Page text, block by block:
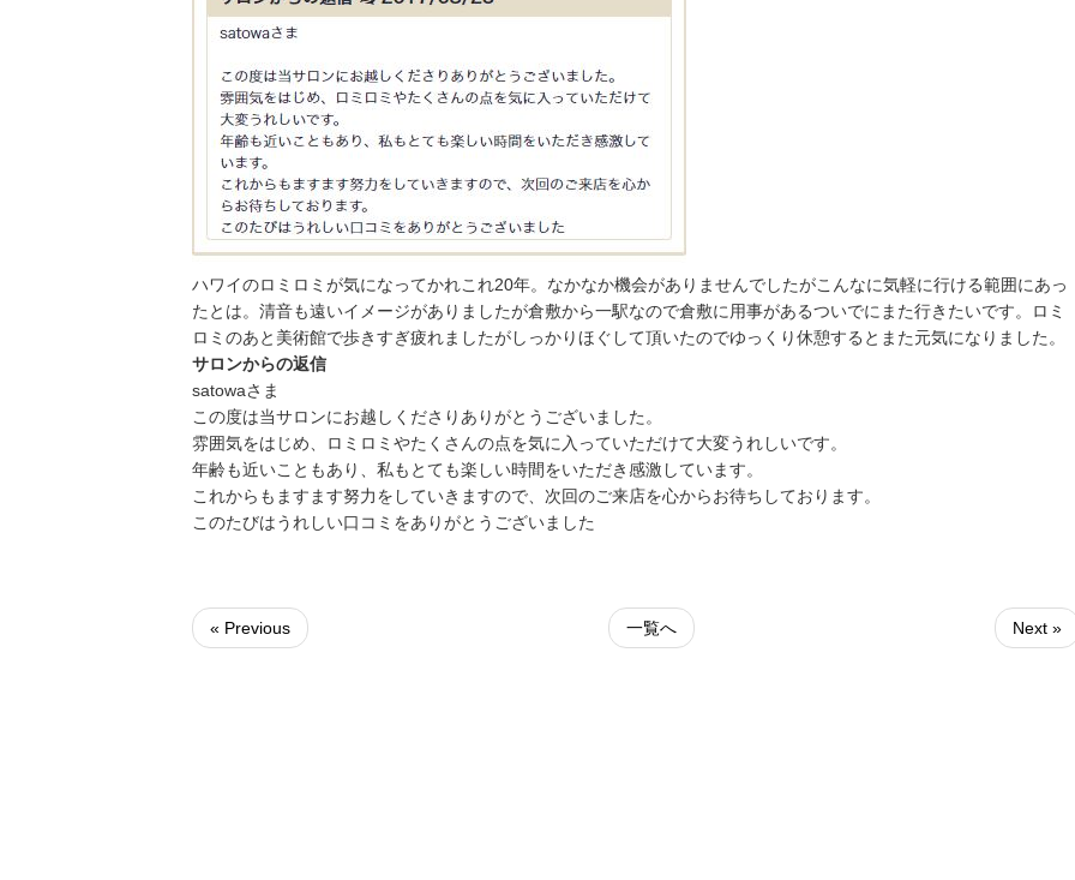
ハワイのロミロミが気になってかれこれ20年。なかなか機会がありませんでしたがこんなに気軽に行ける範囲にあっ
たとは。清音も遠いイメージがありましたが倉敷から一駅なので倉敷に用事があるついでにまた行きたいです。ロミ
ロミのあと美術館で歩きすぎ疲れましたがしっかりほぐして頂いたのでゆっくり休憩するとまた元気になりました。
サロンからの返信
satowaさま
この度は当サロンにお越しくださりありがとうございました。
雰囲気をはじめ、ロミロミやたくさんの点を気に入っていただけて大変うれしいです。
年齢も近いこともあり、私もとても楽しい時間をいただき感激しています。
これからもますます努力をしていきますので、次回のご来店を心からお待ちしております。
このたびはうれしい口コミをありがとうございました
« Previous 一覧へ Next »